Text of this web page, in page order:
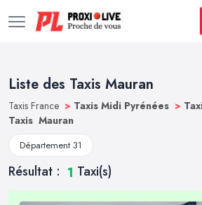
Liste des Taxis Mauran
Taxis France > Taxis Midi Pyrénées >
Taxis Mauran
Département 31
Résultat : 1 Taxi(s)